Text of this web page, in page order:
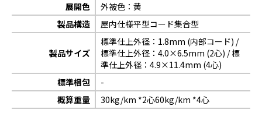
展開色
外被色：黄
製品構造
屋内仕様平型コード集合型
製品サイズ
標準仕上外径：1.8mm (内部コード) /
標準仕上外径：4.0×6.5mm (2心) / 標
準仕上外径：4.9×11.4mm (4心)
標準梱包
-
概算重量
30kg/km *2心60kg/km *4心